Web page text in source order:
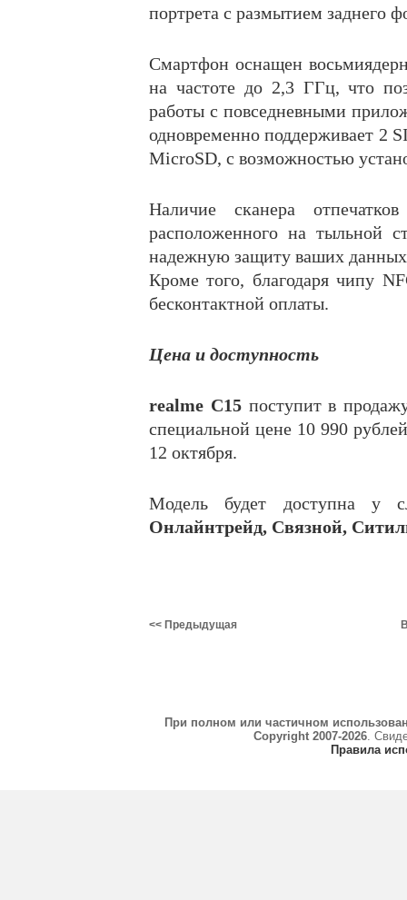
портрета с размытием заднего
Смартфон оснащен
на частоте до 2,3 ГГц, что
работы с повседневными
одновременно поддерживает 2
MicroSD, с возможностью
Наличие сканера
расположенного на тыльной
надежную защиту ваших
Кроме того, благодаря чипу
бесконтактной оплаты.
Цена и доступность
realme С15поступит в
специальной цене 10 990
12 октября.
Модель будет доступна у
Онлайнтрейд, Связной,
<< Предыдущая
При полном или частичном
Copyright 2007-2026.
Правила